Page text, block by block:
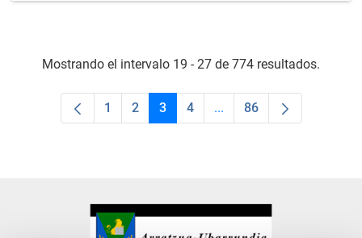
Mostrando el intervalo 19 - 27 de 774 resultados.
Página
1 Página
2 Página
3 Página
4 ...Páginas intermedias
Página
86